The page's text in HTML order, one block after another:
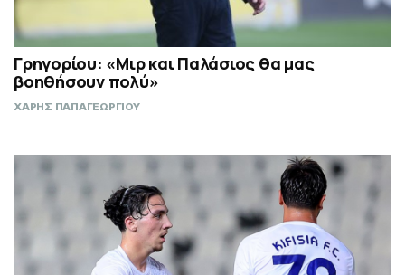
Γρηγορίου: «Μιρ και Παλάσιος θα μας
βοηθήσουν πολύ»
ΧΑΡΗΣ ΠΑΠΑΓΕΩΡΓΙΟΥ